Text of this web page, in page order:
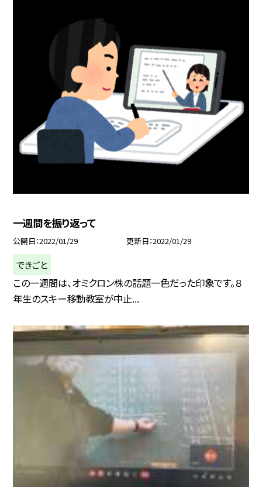
一週間を振り返って
公開日 2022/01/29 更新日 2022/01/29
できごと
この一週間は、オミクロン株の話題一色だった印象です。８
年生のスキー移動教室が中止...